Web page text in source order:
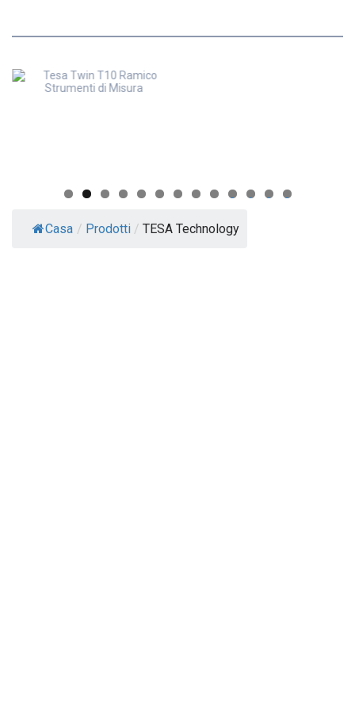
0 1 2 3
Casa / Prodotti / TESA Technology